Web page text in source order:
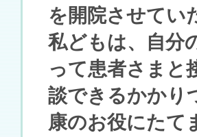
を開院させてい
私どもは、自分
って患者さまと
談できるかかり
康のお役にたて